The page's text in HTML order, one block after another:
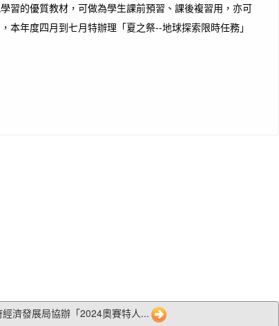
習的優質教材，可做為學生課前預習、課後複習用，亦可
年度四月到七月特辦理「夏之祭--地球探索限時任務」
濟發展局協辦「2024奧賽特人...